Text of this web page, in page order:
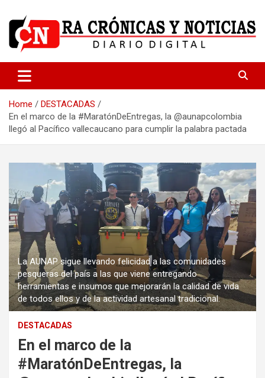
content
R.A Crónicas y Noticias
Home
DESTACADAS
En el marco de la #MaratónDeEntregas, la @aunapcolombia
llegó al Pacífico vallecaucano para cumplir la palabra pactada
La AUNAP sigue llevando felicidad a las comunidades
pesqueras del país a las que viene entregando
herramientas e insumos que mejorarán la calidad de vida
de todos ellos y de la actividad artesanal tradicional.
DESTACADAS
En el marco de la
#MaratónDeEntregas, la